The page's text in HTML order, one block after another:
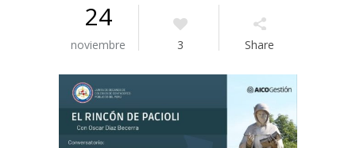
24
noviembre 3 Share